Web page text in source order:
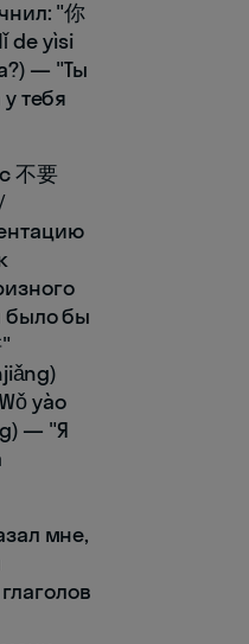
"你
de yìsi
— "Ты
тебя
不要
было бы
yào
— "Я
мне,